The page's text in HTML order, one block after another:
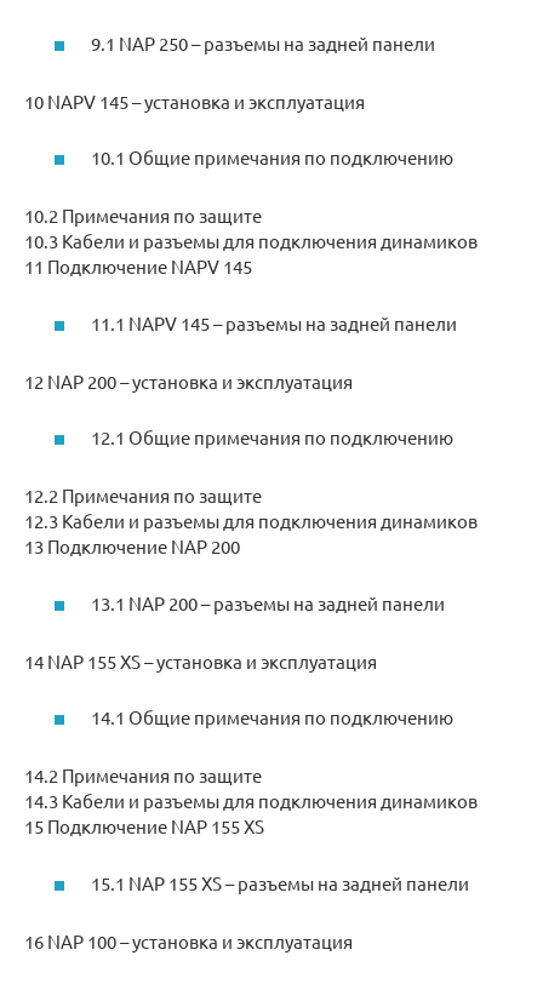
9.1 NAP 250 – разъемы на задней панели
10 NAPV 145 – установка и эксплуатация
10.1 Общие примечания по подключению
10.2 Примечания по защите
10.3 Кабели и разъемы для подключения динамиков
11 Подключение NAPV 145
11.1 NAPV 145 – разъемы на задней панели
12 NAP 200 – установка и эксплуатация
12.1 Общие примечания по подключению
12.2 Примечания по защите
12.3 Кабели и разъемы для подключения динамиков
13 Подключение NAP 200
13.1 NAP 200 – разъемы на задней панели
14 NAP 155 XS – установка и эксплуатация
14.1 Общие примечания по подключению
14.2 Примечания по защите
14.3 Кабели и разъемы для подключения динамиков
15 Подключение NAP 155 XS
15.1 NAP 155 XS – разъемы на задней панели
16 NAP 100 – установка и эксплуатация